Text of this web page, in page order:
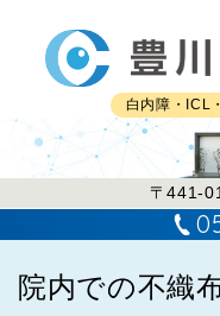
白内障・ICL
〒441-
院内での不織